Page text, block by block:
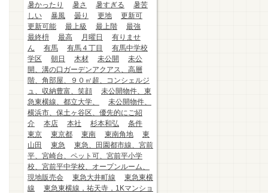
暑かったり
暑さ 暑すぎる
暑苦
しい
暴風 曇り 更地
更新可
更新可能
最上級 最上階
最強
最終枡
最高 月曜日
有りませ
ん
有馬 有馬４丁目
有馬中学校
学区
朝日 木材 未公開
未公
開、溝の口ガーデンアクアス、高層
階、角部屋、９０㎡超、コンシェルジ
ュ、収納豊富、笑顔
未公開物件、東
急東横線、都立大学、
未公開物件、
横浜市、保土ヶ谷区、優先的にご紹
介
本店 本社 杉本和弘
条件
東京
東京都 東南 東南角地
東
山田
東急
東急、田園都市線、宮前
平、宮崎台、ペット可、宮前平小学
校、宮前平中学校、オープンルーム、
現地販売会
東急大井町線
東急東横
線
東急東横線，祐天寺，1Kマンショ